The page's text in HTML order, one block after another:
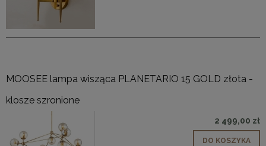
MOOSEE lampa wisząca PLANETARIO 15 GOLD złota -
klosze szronione
2 499,00 zł
DO KOSZYKA